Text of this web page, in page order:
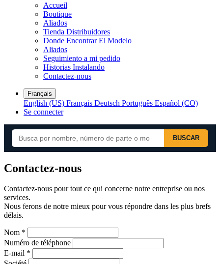
Accueil
Boutique
Aliados
Tienda Distribuidores
Donde Encontrar El Modelo
Aliados
Seguimiento a mi pedido
Historias Instalando
Contactez-nous
Français
English (US) Français Deutsch Português Español (CO)
Se connecter
BUSCAR
Contactez-nous
Contactez-nous pour tout ce qui concerne notre entreprise ou nos
services.
Nous ferons de notre mieux pour vous répondre dans les plus brefs
délais.
Nom *
Numéro de téléphone
E-mail *